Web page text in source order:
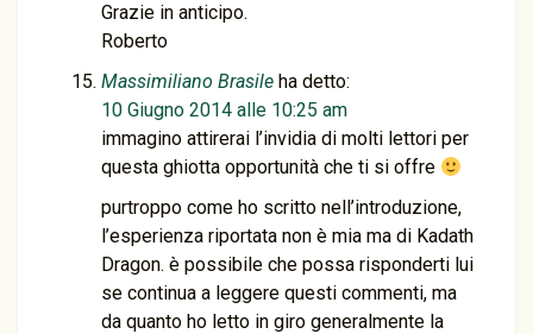
Grazie in anticipo.
Roberto
Massimiliano Brasile ha detto:
10 Giugno 2014 alle 10:25 am
immagino attirerai l’invidia di molti lettori per
questa ghiotta opportunità che ti si offre
purtroppo come ho scritto nell’introduzione,
l’esperienza riportata non è mia ma di Kadath
Dragon. è possibile che possa risponderti lui
se continua a leggere questi commenti, ma
da quanto ho letto in giro generalmente la